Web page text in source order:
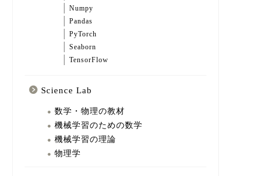
Numpy
Pandas
PyTorch
Seaborn
TensorFlow
Science Lab
数学・物理の教材
機械学習のための数学
機械学習の理論
物理学